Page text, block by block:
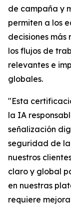
de campaña y
permiten a los
decisiones
los flujos de
relevantes e
globales.
"Esta
la IA
señalización
seguridad de
nuestros
claro y global
en nuestras
requiere